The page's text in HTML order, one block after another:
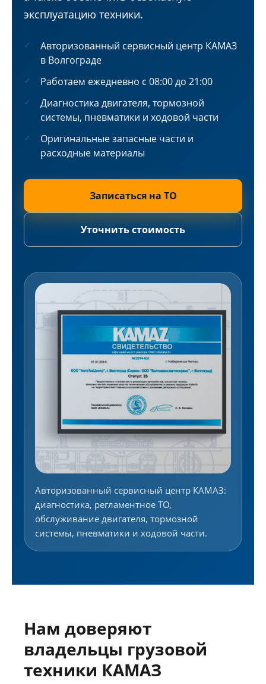
эксплуатацию техники.
Авторизованный сервисный центр КАМАЗ
в Волгограде
Работаем ежедневно с 08:00 до 21:00
Диагностика двигателя, тормозной
системы, пневматики и ходовой части
Оригинальные запасные части и
расходные материалы
Записаться на ТО
Уточнить стоимость
Авторизованный сервисный центр КАМАЗ:
диагностика, регламентное ТО,
обслуживание двигателя, тормозной
системы, пневматики и ходовой части.
Нам доверяют
владельцы грузовой
техники КАМАЗ